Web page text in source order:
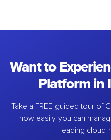
Want to
Platform in
Take a FREE guided tour of
how easily you can
leading cloud-